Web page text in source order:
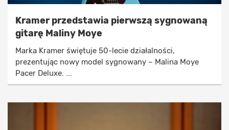
Kramer przedstawia pierwszą sygnowaną
gitarę Maliny Moye
Marka Kramer świętuje 50-lecie działalności,
prezentując nowy model sygnowany – Malina Moye
Pacer Deluxe. ...